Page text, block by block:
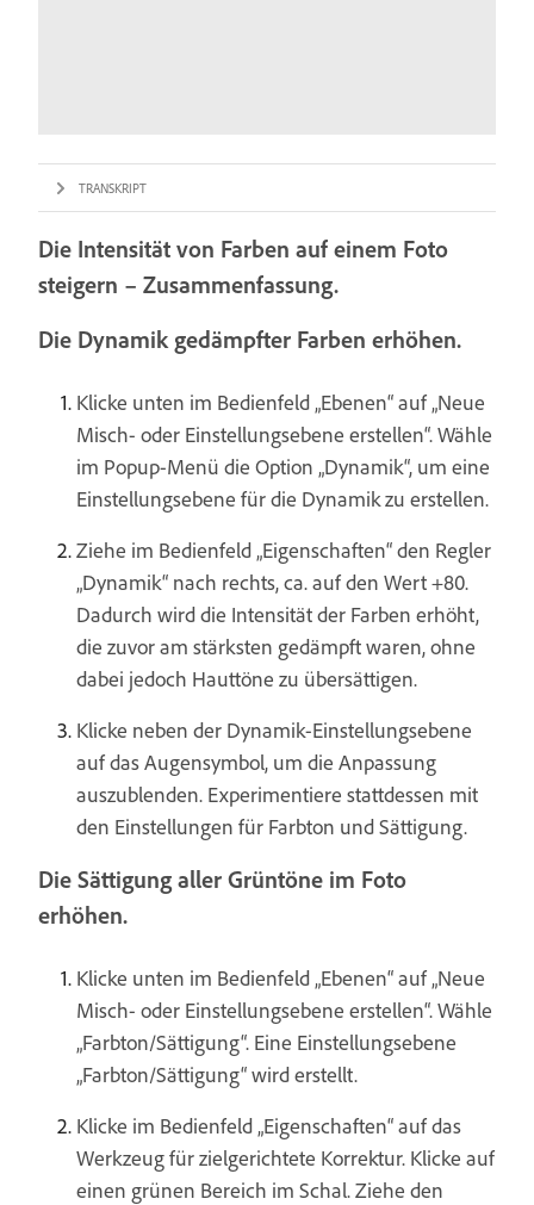
TRANSKRIPT
Die Intensität von Farben auf einem Foto
steigern – Zusammenfassung.
Die Dynamik gedämpfter Farben erhöhen.
Klicke unten im Bedienfeld „Ebenen“ auf „Neue
Misch- oder Einstellungsebene erstellen“. Wähle
im Popup-Menü die Option „Dynamik“, um eine
Einstellungsebene für die Dynamik zu erstellen.
Ziehe im Bedienfeld „Eigenschaften“ den Regler
„Dynamik“ nach rechts, ca. auf den Wert +80.
Dadurch wird die Intensität der Farben erhöht,
die zuvor am stärksten gedämpft waren, ohne
dabei jedoch Hauttöne zu übersättigen.
Klicke neben der Dynamik-Einstellungsebene
auf das Augensymbol, um die Anpassung
auszublenden. Experimentiere stattdessen mit
den Einstellungen für Farbton und Sättigung.
Die Sättigung aller Grüntöne im Foto
erhöhen.
Klicke unten im Bedienfeld „Ebenen“ auf „Neue
Misch- oder Einstellungsebene erstellen“. Wähle
„Farbton/Sättigung“. Eine Einstellungsebene
„Farbton/Sättigung“ wird erstellt.
Klicke im Bedienfeld „Eigenschaften“ auf das
Werkzeug für zielgerichtete Korrektur. Klicke auf
einen grünen Bereich im Schal. Ziehe den